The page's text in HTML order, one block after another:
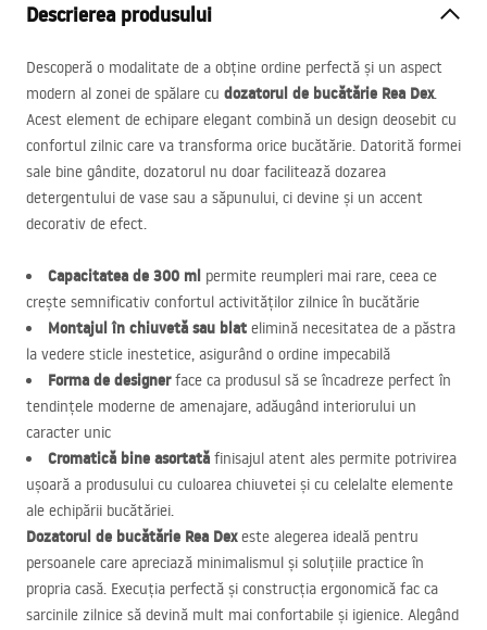
Descrierea produsului
Descoperă o modalitate de a obține ordine perfectă și un aspect
modern al zonei de spălare cu dozatorul de bucătărie Rea Dex.
Acest element de echipare elegant combină un design deosebit cu
confortul zilnic care va transforma orice bucătărie. Datorită formei
sale bine gândite, dozatorul nu doar facilitează dozarea
detergentului de vase sau a săpunului, ci devine și un accent
decorativ de efect.
Capacitatea de 300 ml permite reumpleri mai rare, ceea ce
crește semnificativ confortul activităților zilnice în bucătărie
Montajul în chiuvetă sau blat elimină necesitatea de a păstra
la vedere sticle inestetice, asigurând o ordine impecabilă
Forma de designerface ca produsul să se încadreze perfect în
tendințele moderne de amenajare, adăugând interiorului un
caracter unic
Cromatică bine asortată finisajul atent ales permite potrivirea
ușoară a produsului cu culoarea chiuvetei și cu celelalte elemente
ale echipării bucătăriei.
Dozatorul de bucătărie Rea Dexeste alegerea ideală pentru
persoanele care apreciază minimalismul și soluțiile practice în
propria casă. Execuția perfectă și construcția ergonomică fac ca
sarcinile zilnice să devină mult mai confortabile și igienice. Alegând